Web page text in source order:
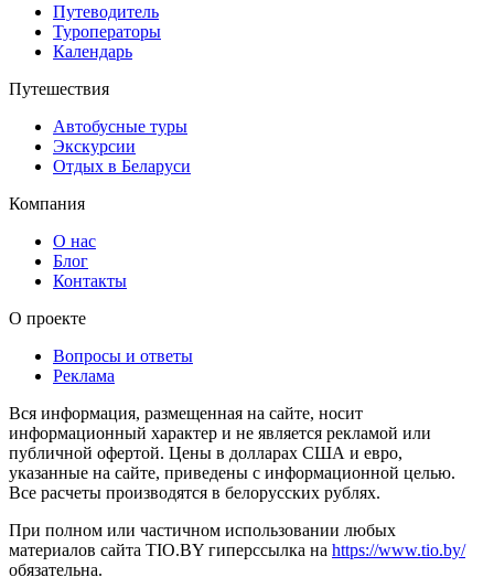
Путеводитель
Туроператоры
Календарь
Путешествия
Автобусные туры
Экскурсии
Отдых в Беларуси
Компания
О нас
Блог
Контакты
О проекте
Вопросы и ответы
Реклама
Вся информация, размещенная на сайте, носит
информационный характер и не является рекламой или
публичной офертой. Цены в долларах США и евро,
указанные на сайте, приведены с информационной целью.
Все расчеты производятся в белорусских рублях.
При полном или частичном использовании любых
материалов сайта TIO.BY гиперссылка на https://www.tio.by/
обязательна.